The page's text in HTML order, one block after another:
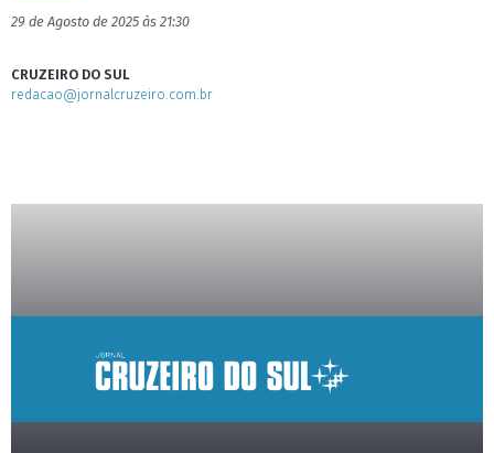
29 de Agosto de 2025 às 21:30
CRUZEIRO DO SUL
redacao@jornalcruzeiro.com.br